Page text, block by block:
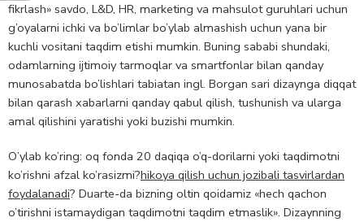
fikrlash» savdo, L&D, HR, marketing va mahsulot guruhlari uchun
g’oyalarni ichki va bo’limlar bo’ylab almashish uchun yana bir
kuchli vositani taqdim etishi mumkin. Buning sababi shundaki,
odamlarning ijtimoiy tarmoqlar va smartfonlar bilan qanday
munosabatda bo’lishlari tabiatan ingl. Borgan sari dizaynga diqqat
bilan qarash xabarlarni qanday qabul qilish, tushunish va ularga
amal qilishini yaratishi yoki buzishi mumkin.
O’ylab ko’ring: oq fonda 20 daqiqa o’q-dorilarni yoki taqdimotni
ko’rishni afzal ko’rasizmi?hikoya qilish uchun jozibali tasvirlardan
foydalanadi? Duarte-da bizning oltin qoidamiz «hech qachon
o’tirishni istamaydigan taqdimotni taqdim etmaslik». Dizaynning